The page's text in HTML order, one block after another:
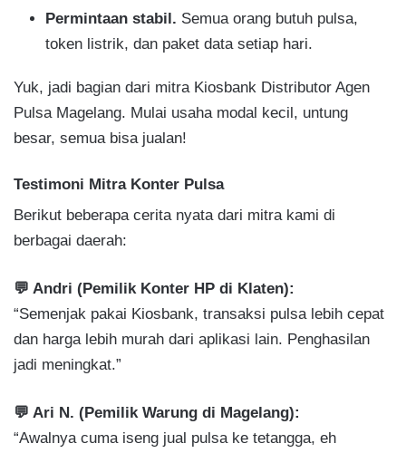
Permintaan stabil. Semua orang butuh pulsa,
token listrik, dan paket data setiap hari.
Yuk, jadi bagian dari mitra Kiosbank Distributor Agen
Pulsa Magelang. Mulai usaha modal kecil, untung
besar, semua bisa jualan!
Testimoni Mitra Konter Pulsa
Berikut beberapa cerita nyata dari mitra kami di
berbagai daerah:
💬 Andri (Pemilik Konter HP di Klaten):
“Semenjak pakai Kiosbank, transaksi pulsa lebih cepat
dan harga lebih murah dari aplikasi lain. Penghasilan
jadi meningkat.”
💬 Ari N. (Pemilik Warung di Magelang):
“Awalnya cuma iseng jual pulsa ke tetangga, eh